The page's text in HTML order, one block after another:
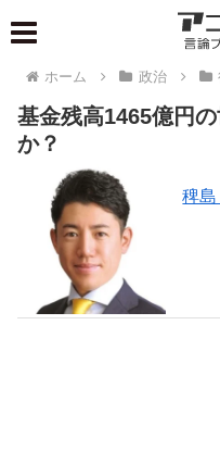
ホーム 政治
基金残高1465億円
か？
稗島